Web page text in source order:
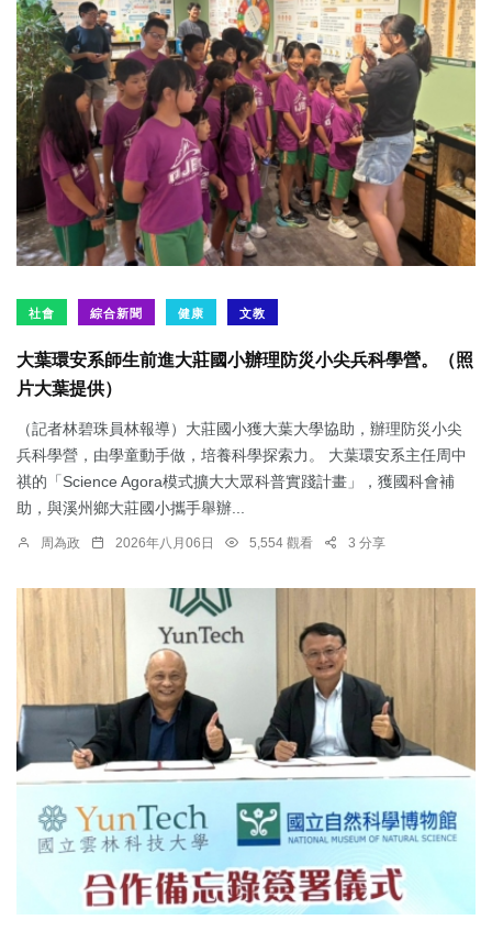
社會 綜合新聞 健康 文教
大葉環安系師生前進大莊國小辦理防災小尖兵科學營。（照
片大葉提供）
（記者林碧珠員林報導）大莊國小獲大葉大學協助，辦理防災小尖
兵科學營，由學童動手做，培養科學探索力。 大葉環安系主任周中
祺的「Science Agora模式擴大大眾科普實踐計畫」，獲國科會補
助，與溪州鄉大莊國小攜手舉辦...
周為政 2026年八月06日 5,554 觀看 3 分享